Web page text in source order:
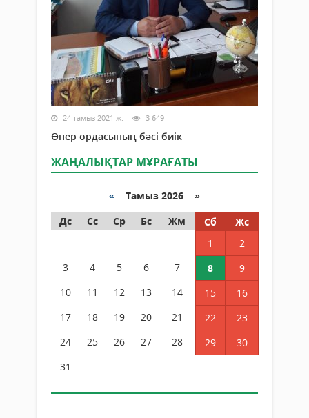
24 тамыз 2021 ж. 3 649
Өнер ордасының бәсі биік
ЖАҢАЛЫҚТАР МҰРАҒАТЫ
« Тамыз 2026 »
Дс
Сс Ср Бс Жм Сб
Жс
1
2
3
4 5 6 7 8
9
10
11 12 13 14 15
16
17
18 19 20 21 22
23
24
25 26 27 28 29
30
31